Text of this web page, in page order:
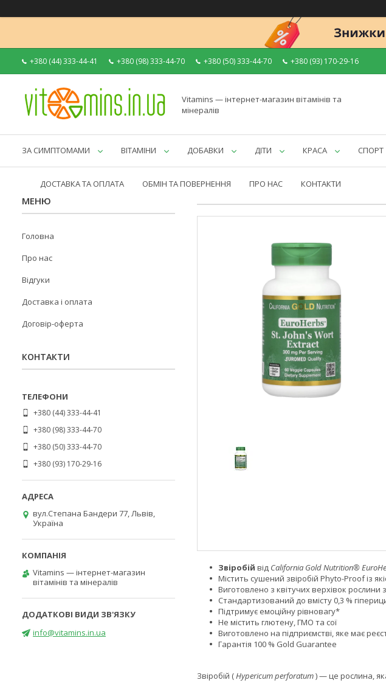
+380 (44) 333-44-41 +380 (98) 333-44-70 +380 (50) 333-44-70 +380 (93) 170-29-16
Vitamins — інтернет-магазин вітамінів та
мінералів
ЗА СИМПТОМАМИ ВІТАМІНИ ДОБАВКИ ДІТИ КРАСА СПОРТ
ДОСТАВКА ТА ОПЛАТА ОБМІН ТА ПОВЕРНЕННЯ ПРО НАС КОНТАКТИ
Звіробій від California Gold Nutrition®
Містить сушений звіробій Phyto-Proof із
Виготовлено з квітучих верхівок рослини
Стандартизований до вмісту 0,3 %
Підтримує емоційну рівновагу*
Не містить глютену, ГМО та сої
Виготовлено на підприємстві, яке має
Гарантія 100 % Gold Guarantee
Звіробій (Hypericum perforatum) — це рослина,
Головна
Про нас
Відгуки
Доставка і оплата
Договір-оферта
КОНТАКТИ
+380 (44) 333-44-41
+380 (98) 333-44-70
+380 (50) 333-44-70
+380 (93) 170-29-16
вул.Степана Бандери 77, Львів,
Україна
Vitamins — інтернет-магазин
вітамінів та мінералів
info@vitamins.in.ua